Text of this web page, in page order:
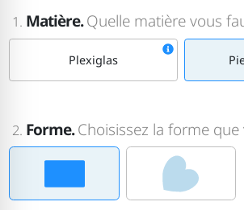
1. Matière.Quelle matière vous
Plexiglas
2. Forme.Choisissez la forme